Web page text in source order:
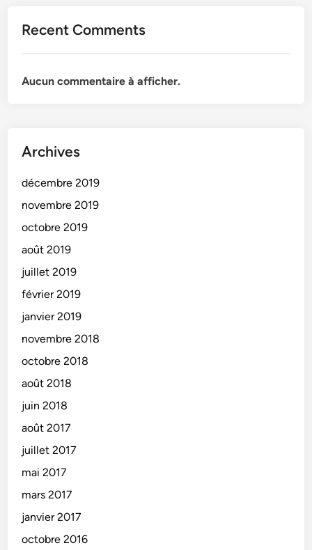
Recent Comments
Aucun commentaire à afficher.
Archives
décembre 2019
novembre 2019
octobre 2019
août 2019
juillet 2019
février 2019
janvier 2019
novembre 2018
octobre 2018
août 2018
juin 2018
août 2017
juillet 2017
mai 2017
mars 2017
janvier 2017
octobre 2016